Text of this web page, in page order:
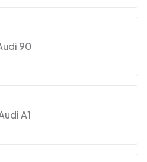
90
A1